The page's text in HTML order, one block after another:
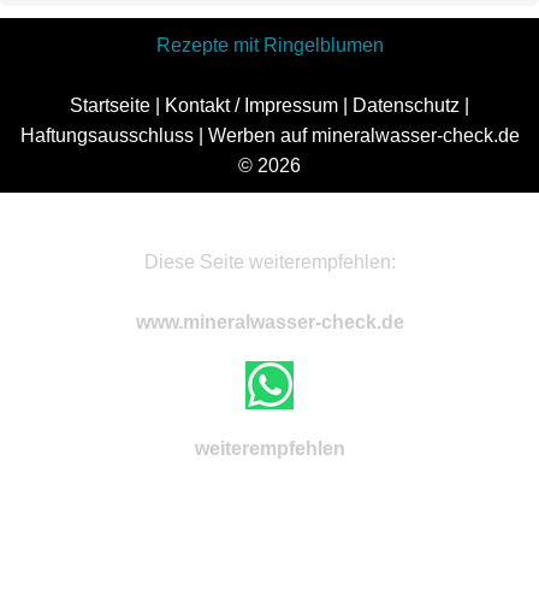
Rezepte mit Ringelblumen
Startseite Kontakt / Impressum Datenschutz
Haftungsausschluss| Werben auf mineralwasser-check.de
© 2026
Diese Seite weiterempfehlen:
www.mineralwasser-check.de
weiterempfehlen